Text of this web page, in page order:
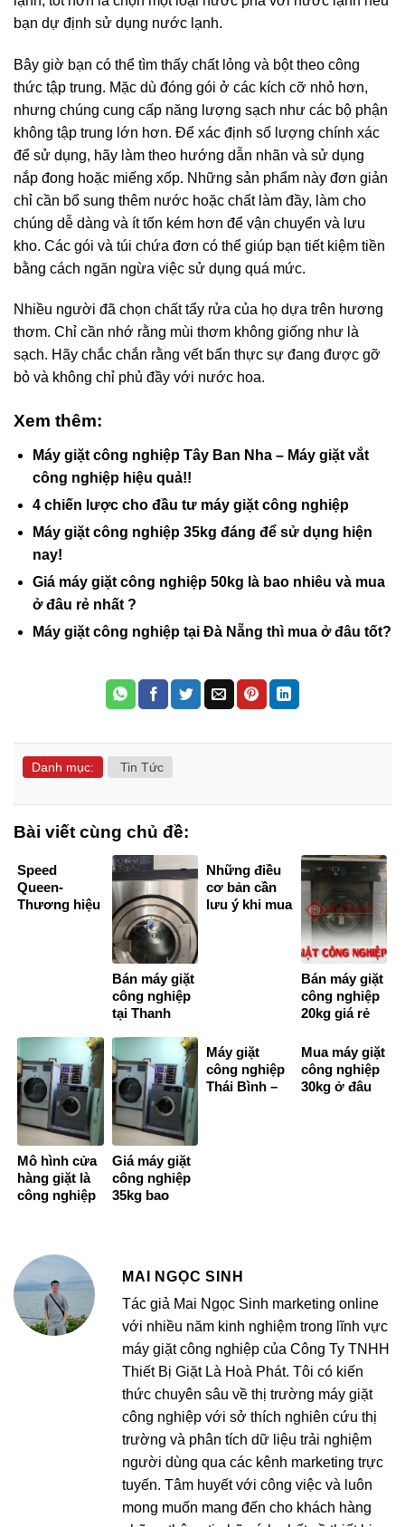
bạn dự định sử dụng nước lạnh.
Bây giờ bạn có thể tìm thấy chất lỏng và bột theo công
thức tập trung. Mặc dù đóng gói ở các kích cỡ nhỏ hơn,
nhưng chúng cung cấp năng lượng sạch như các bộ phận
không tập trung lớn hơn. Để xác định số lượng chính xác
để sử dụng, hãy làm theo hướng dẫn nhãn và sử dụng
nắp đong hoặc miếng xốp. Những sản phẩm này đơn giản
chỉ cần bổ sung thêm nước hoặc chất làm đầy, làm cho
chúng dễ dàng và ít tốn kém hơn để vận chuyển và lưu
kho. Các gói và túi chứa đơn có thể giúp bạn tiết kiệm tiền
bằng cách ngăn ngừa việc sử dụng quá mức.
Nhiều người đã chọn chất tẩy rửa của họ dựa trên hương
thơm. Chỉ cần nhớ rằng mùi thơm không giống như là
sạch. Hãy chắc chắn rằng vết bẩn thực sự đang được gỡ
bỏ và không chỉ phủ đầy với nước hoa.
Xem thêm:
Máy giặt công nghiệp Tây Ban Nha – Máy giặt vắt
công nghiệp hiệu quả!!
4 chiến lược cho đầu tư máy giặt công nghiệp
Máy giặt công nghiệp 35kg đáng để sử dụng hiện
nay!
Giá máy giặt công nghiệp 50kg là bao nhiêu và mua
ở đâu rẻ nhất ?
Máy giặt công nghiệp tại Đà Nẵng thì mua ở đâu tốt?
Danh mục: Tin Tức
Bài viết cùng chủ đề:
Speed
Queen-
Thương hiệu
Bán máy giặt
công nghiệp
tại Thanh
chính hãng
Những điều
cơ bản cần
lưu ý khi mua
Bán máy giặt
công nghiệp
20kg giá rẻ
công nghiệp
hiệu quả cao
Mô hình cửa
hàng giặt là
công nghiệp
Giá máy giặt
công nghiệp
35kg bao
Máy giặt
công nghiệp
Thái Bình –
Mua máy giặt
công nghiệp
30kg ở đâu
MAI NGỌC SINH
Tác giả Mai Ngọc Sinh marketing online
với nhiều năm kinh nghiệm trong lĩnh vực
máy giặt công nghiệp của Công Ty TNHH
Thiết Bị Giặt Là Hoà Phát. Tôi có kiến
thức chuyên sâu về thị trường máy giặt
công nghiệp với sở thích nghiên cứu thị
trường và phân tích dữ liệu trải nghiệm
người dùng qua các kênh marketing trực
tuyến. Tâm huyết với công việc và luôn
mong muốn mang đến cho khách hàng